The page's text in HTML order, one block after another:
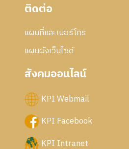
ติดต่อ
แผนที่และเบอร์โทร
แผนผังเว็บไซด์
สังคมออนไลน์
KPI Webmail
KPI Facebook
KPI Intranet